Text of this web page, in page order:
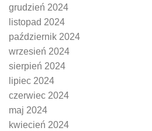
grudzień 2024
listopad 2024
październik 2024
wrzesień 2024
sierpień 2024
lipiec 2024
czerwiec 2024
maj 2024
kwiecień 2024